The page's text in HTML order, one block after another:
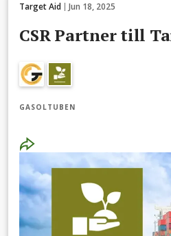
Target Aid Jun 18, 2025
CSR Partner till
GASOLTUBEN